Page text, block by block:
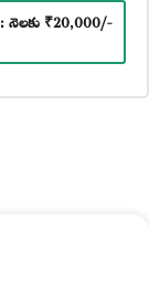
నెలకు ₹20,000/-